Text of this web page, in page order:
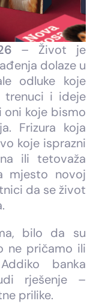
– Život je
dolaze u
odluke koje
trenuci i ideje
oni koje bismo
Frizura koja
koje isprazni
ili tetovaža
mjesto novoj
da se život
bilo da su
ne pričamo ili
banka
rješenje –
prilike.